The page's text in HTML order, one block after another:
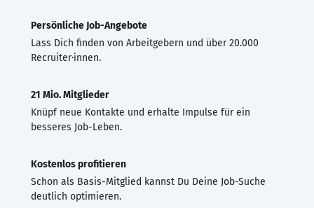
Persönliche Job-Angebote
Lass Dich finden von Arbeitgebern und über 20.000
Recruiter·innen.
21 Mio. Mitglieder
Knüpf neue Kontakte und erhalte Impulse für ein
besseres Job-Leben.
Kostenlos profitieren
Schon als Basis-Mitglied kannst Du Deine Job-Suche
deutlich optimieren.